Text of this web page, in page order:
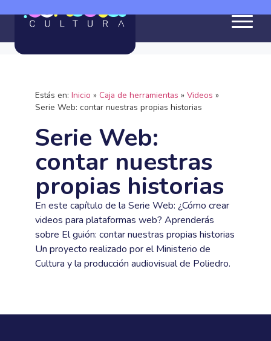
Estás en: Inicio » Caja de herramientas » Videos »
Serie Web: contar nuestras propias historias
Serie Web:
contar nuestras
propias historias
En este capítulo de la Serie Web: ¿Cómo crear
videos para plataformas web? Aprenderás
sobre El guión: contar nuestras propias historias
Un proyecto realizado por el Ministerio de
Cultura y la producción audiovisual de Poliedro.